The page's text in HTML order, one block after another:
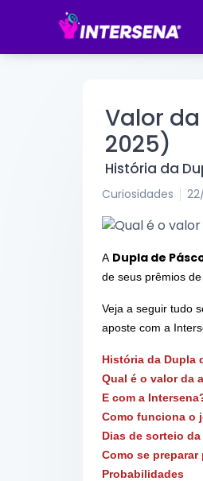
Valor
2025)
História da
Curiosidades
A Dupla de
de seus prêmios
Veja a seguir tudo
aposte com a
História da Dupla
Qual é o valor da
E com a
Como funciona o
Dias de sorteio
Como se preparar
Probabilidades